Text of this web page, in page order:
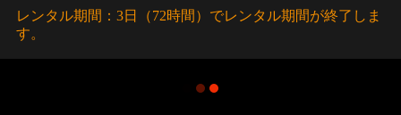
レンタル期間：3日（72時間）でレンタル期間が終了しま
す。